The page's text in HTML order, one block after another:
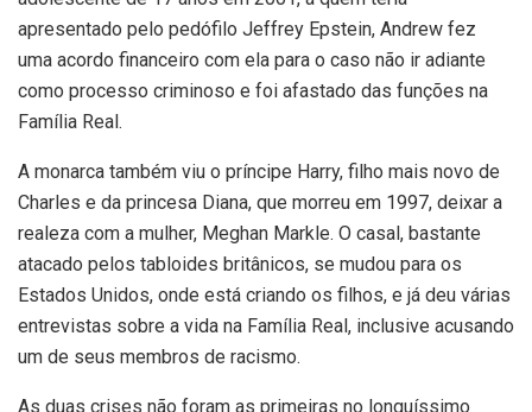
apresentado pelo pedófilo Jeffrey Epstein, Andrew fez
uma acordo financeiro com ela para o caso não ir adiante
como processo criminoso e foi afastado das funções na
Família Real.
A monarca também viu o príncipe Harry, filho mais novo de
Charles e da princesa Diana, que morreu em 1997, deixar a
realeza com a mulher, Meghan Markle. O casal, bastante
atacado pelos tabloides britânicos, se mudou para os
Estados Unidos, onde está criando os filhos, e já deu várias
entrevistas sobre a vida na Família Real, inclusive acusando
um de seus membros de racismo.
As duas crises não foram as primeiras no longuíssimo